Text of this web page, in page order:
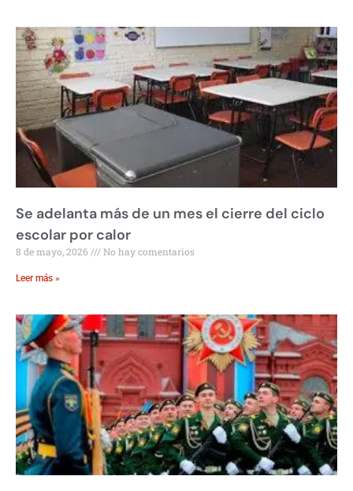
Se adelanta más de un mes el cierre del ciclo
escolar por calor
8 de mayo, 2026 No hay comentarios
Leer más »